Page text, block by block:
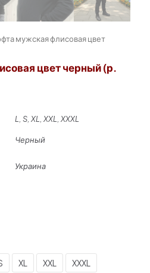
мужская флисовая цвет
цвет черный (р.
L, S, XL, XXL, XXXL
Черный
Украина
XL XXL XXXL